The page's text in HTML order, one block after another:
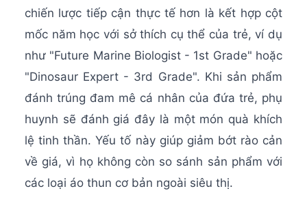
chiến lược tiếp cận thực tế hơn là kết hợp cột
mốc năm học với sở thích cụ thể của trẻ, ví dụ
như "Future Marine Biologist - 1st Grade" hoặc
"Dinosaur Expert - 3rd Grade". Khi sản phẩm
đánh trúng đam mê cá nhân của đứa trẻ, phụ
huynh sẽ đánh giá đây là một món quà khích
lệ tinh thần. Yếu tố này giúp giảm bớt rào cản
về giá, vì họ không còn so sánh sản phẩm với
các loại áo thun cơ bản ngoài siêu thị.